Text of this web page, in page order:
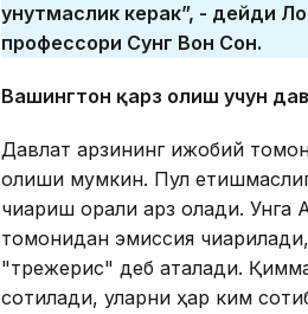
унутмаслик керак”, - дейди
профессори Сунг Вон Сон.
Вашингтон қарз олиш учун
Давлат қарзининг ижобий
олиши мумкин. Пул
чиқариш орқали қарз олади.
томонидан эмиссия
"трежерис" деб аталади.
сотилади, уларни ҳар ким